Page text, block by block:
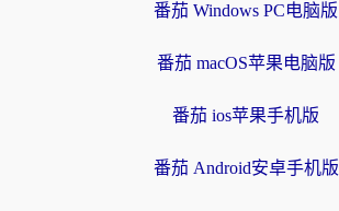
番茄 Windows PC电脑版
番茄 macOS苹果电脑版
番茄 ios苹果手机版
番茄 Android安卓手机版